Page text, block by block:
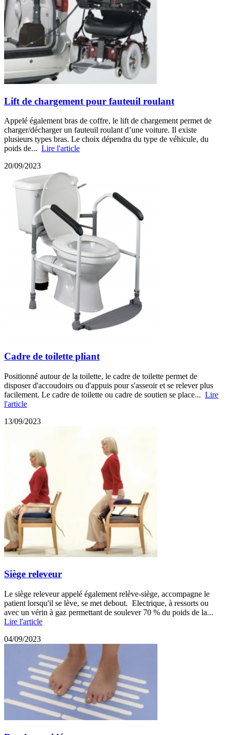
Lift de chargement pour fauteuil roulant
Appelé également bras de coffre, le lift de chargement permet de
charger/décharger un fauteuil roulant d’une voiture. Il existe
plusieurs types bras. Le choix dépendra du type de véhicule, du
poids de... Lire l'article
20/09/2023
Cadre de toilette pliant
Positionné autour de la toilette, le cadre de toilette permet de
disposer d'accoudoirs ou d'appuis pour s'asseoir et se relever plus
facilement. Le cadre de toilette ou cadre de soutien se place... Lire
l'article
13/09/2023
Siège releveur
Le siège releveur appelé également relève-siège, accompagne le
patient lorsqu'il se lève, se met debout. Electrique, à ressorts ou
avec un vérin à gaz permettant de soulever 70 % du poids de la...
Lire l'article
04/09/2023